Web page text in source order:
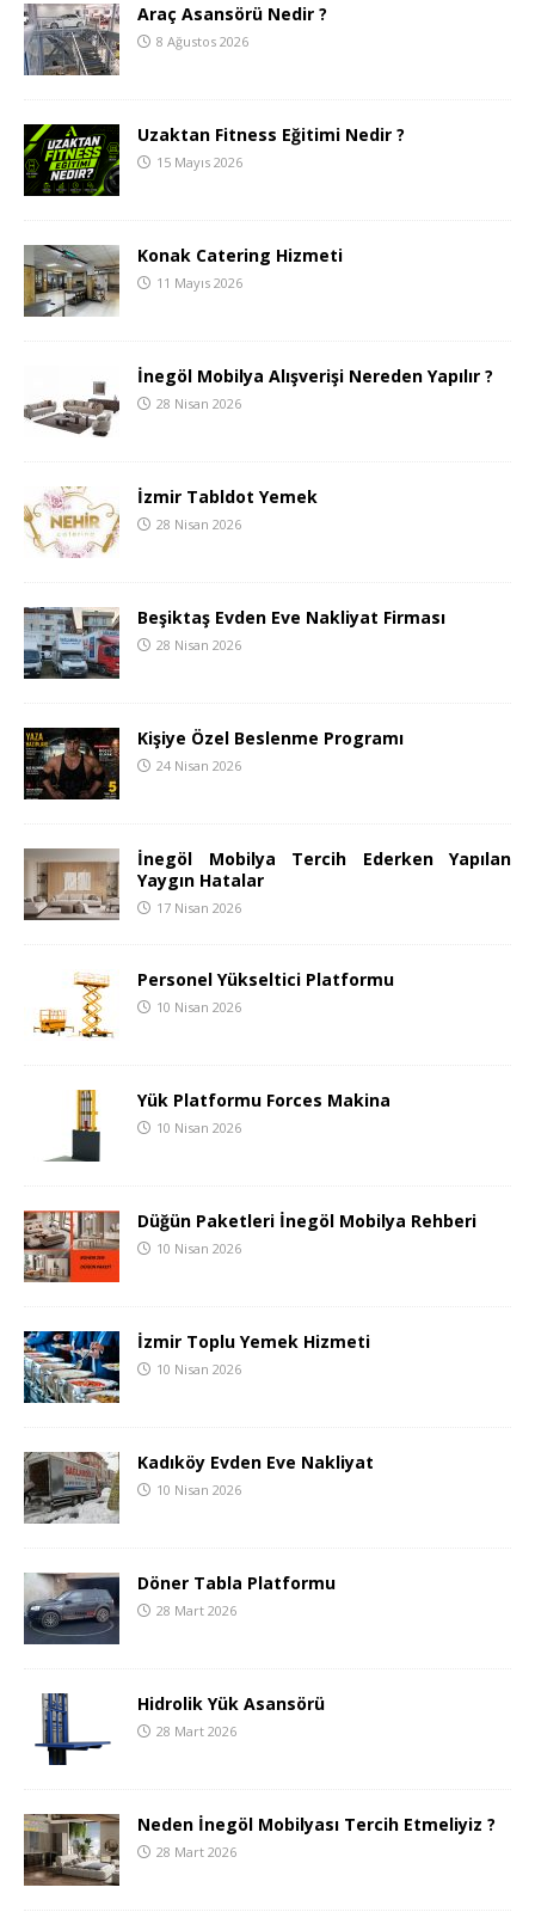
Araç Asansörü Nedir ?
8 Ağustos 2026
Uzaktan Fitness Eğitimi Nedir ?
15 Mayıs 2026
Konak Catering Hizmeti
11 Mayıs 2026
İnegöl Mobilya Alışverişi Nereden Yapılır ?
28 Nisan 2026
İzmir Tabldot Yemek
28 Nisan 2026
Beşiktaş Evden Eve Nakliyat Firması
28 Nisan 2026
Kişiye Özel Beslenme Programı
24 Nisan 2026
İnegöl Mobilya Tercih Ederken Yapılan
Yaygın Hatalar
17 Nisan 2026
Personel Yükseltici Platformu
10 Nisan 2026
Yük Platformu Forces Makina
10 Nisan 2026
Düğün Paketleri İnegöl Mobilya Rehberi
10 Nisan 2026
İzmir Toplu Yemek Hizmeti
10 Nisan 2026
Kadıköy Evden Eve Nakliyat
10 Nisan 2026
Döner Tabla Platformu
28 Mart 2026
Hidrolik Yük Asansörü
28 Mart 2026
Neden İnegöl Mobilyası Tercih Etmeliyiz ?
28 Mart 2026